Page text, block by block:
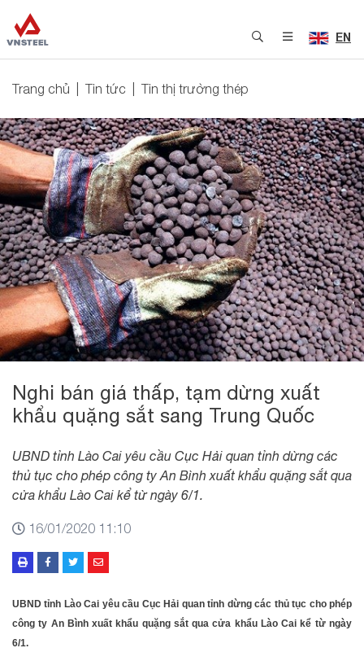
EN
Trang chủ Tin tức Tin thị trường thép
Nghi bán giá thấp, tạm dừng xuất
khẩu quặng sắt sang Trung Quốc
UBND tỉnh Lào Cai yêu cầu Cục Hải quan tỉnh dừng các
thủ tục cho phép công ty An Bình xuất khẩu quặng sắt qua
cửa khẩu Lào Cai kể từ ngày 6/1.
16/01/2020 11:10
UBND tỉnh Lào Cai yêu cầu Cục Hải quan tỉnh dừng các thủ tục cho phép
công ty An Bình xuất khẩu quặng sắt qua cửa khẩu Lào Cai kể từ ngày
6/1.